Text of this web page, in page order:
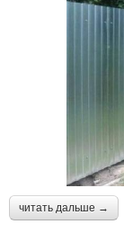
читать дальше →